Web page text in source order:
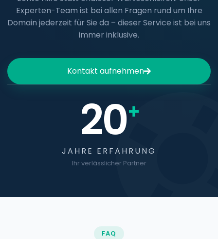
Experten-Team ist bei allen Fragen rund um Ihre
Domain jederzeit für Sie da – dieser Service ist bei uns
immer inklusive.
Kontakt aufnehmen
20+
JAHRE ERFAHRUNG
Ihr verlässlicher Partner
FAQ